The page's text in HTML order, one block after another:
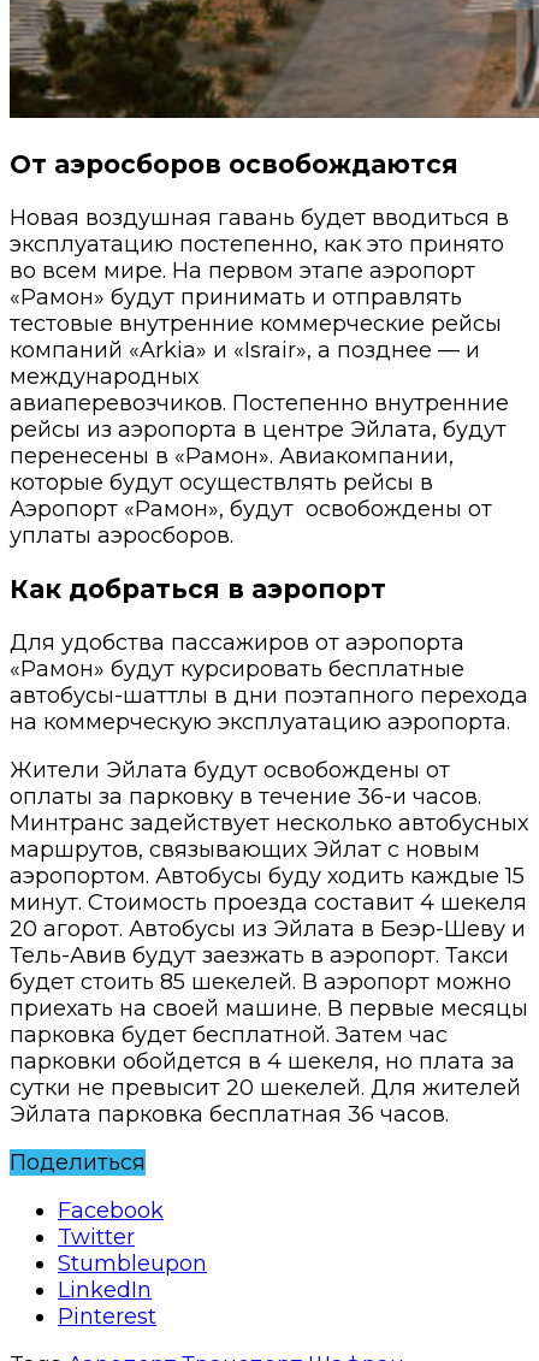
От аэросборов освобождаются
Новая воздушная гавань будет вводиться в
эксплуатацию постепенно, как это принято
во всем мире. На первом этапе аэропорт
«Рамон» будут принимать и отправлять
тестовые внутренние коммерческие рейсы
компаний «Arkia» и «Israir», а позднее — и
международных
авиаперевозчиков. Постепенно внутренние
рейсы из аэропорта в центре Эйлата, будут
перенесены в «Рамон». Авиакомпании,
которые будут осуществлять рейсы в
Аэропорт «Рамон», будут освобождены от
уплаты аэросборов.
Как добраться в аэропорт
Для удобства пассажиров от аэропорта
«Рамон» будут курсировать бесплатные
автобусы-шаттлы в дни поэтапного перехода
на коммерческую эксплуатацию аэропорта.
Жители Эйлата будут освобождены от
оплаты за парковку в течение 36-и часов.
Минтранс задействует несколько автобусных
маршрутов, связывающих Эйлат с новым
аэропортом. Автобусы буду ходить каждые 15
минут. Стоимость проезда составит 4 шекеля
20 агорот. Автобусы из Эйлата в Беэр-Шеву и
Тель-Авив будут заезжать в аэропорт. Такси
будет стоить 85 шекелей. В аэропорт можно
приехать на своей машине. В первые месяцы
парковка будет бесплатной. Затем час
парковки обойдется в 4 шекеля, но плата за
сутки не превысит 20 шекелей. Для жителей
Эйлата парковка бесплатная 36 часов.
Поделиться
Facebook
Twitter
Stumbleupon
LinkedIn
Pinterest